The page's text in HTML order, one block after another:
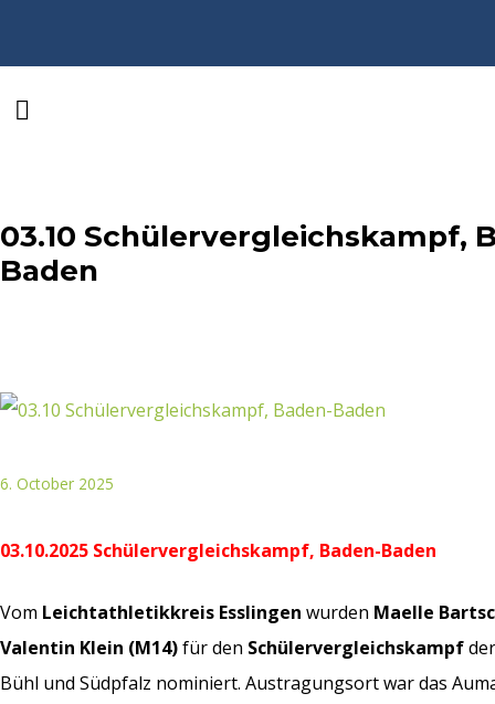
03.10 Schülervergleichskampf,
Baden
6. October 2025
03.10.2025 Schülervergleichskampf, Baden-Baden
Vom Leichtathletikkreis Esslingen wurden Maelle
Valentin Klein (M14)für den Schülervergleichskampf
Bühl und Südpfalz nominiert. Austragungsort war das